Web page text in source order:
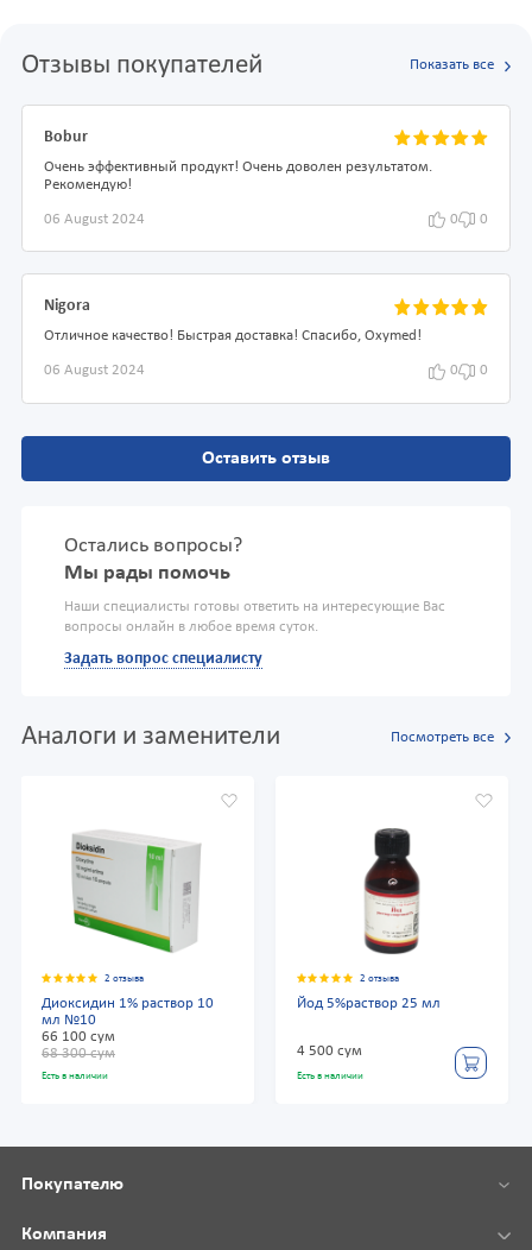
Отзывы покупателей Показать все
Bobur
Очень эффективный продукт! Очень доволен результатом.
Рекомендую!
06 August 2024 0 0
Nigora
Отличное качество! Быстрая доставка! Спасибо, Oxymed!
06 August 2024 0 0
Оставить отзыв
Остались вопросы?
Мы рады помочь
Наши специалисты готовы ответить на интересующие Вас
вопросы онлайн в любое время суток.
Задать вопрос специалисту
Аналоги и заменители Посмотреть все
2 отзыва
Диоксидин 1% раствор 10
мл №10
66 100 сум
68 300 сум
Есть в наличии
2 отзыва
Йод 5%раствор 25 мл
4 500 сум
Есть в наличии
Покупателю
Компания